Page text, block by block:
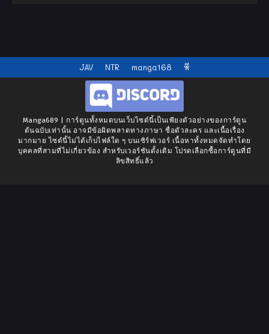
JAV NTR manga168 หี
Manga689 | การ์ตูนทั้งหมดบนเว็บไซต์นี้เป็นเพียงตัวอย่างของการ์ตูน
ต้นฉบับเท่านั้น อาจมีข้อผิดพลาดทางภาษา ชื่อตัวละคร และเนื้อเรื่อง
มากมาย ไซต์นี้ไม่ได้เก็บไฟล์ใด ๆ บนเซิร์ฟเวอร์ เนื้อหาทั้งหมดจัดทำโดย
บุคคลที่สามที่ไม่เกี่ยวข้อง สำหรับเวอร์ชันดั้งเดิม โปรดเลือกซื้อการ์ตูนที่มี
ลิขสิทธิ์แล้ว